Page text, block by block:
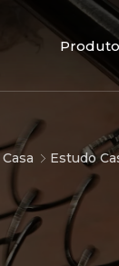
Produto
Casa Estudo